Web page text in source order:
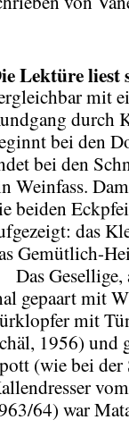
Lektüre liest
mit
durch
bei den
bei den
Weinfass.
beiden
das
Gemütlich-
Das Gesellige,
gepaart mit
mit
1956) und
(wie bei
64) war